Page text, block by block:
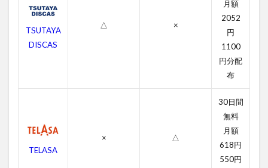
のキ
ャス
ト・
替え
ル・
マイ
ンド
TSUTAYA
DISCAS
△ ×
月額
2052
円
1100
円分配
布
TELASA
× △
30日間
無料
月額
618円
550円